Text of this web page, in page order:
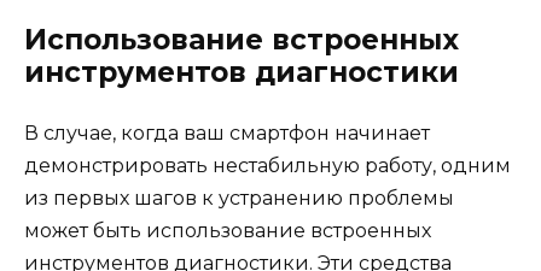
Использование встроенных
инструментов диагностики
В случае, когда ваш смартфон начинает
демонстрировать нестабильную работу, одним
из первых шагов к устранению проблемы
может быть использование встроенных
инструментов диагностики. Эти средства